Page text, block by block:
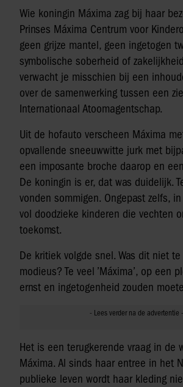
Wie koningin Máxima zag bij haar
Prinses Máxima Centrum voor
geen grijze mantel, geen ingetogen
symbolische soberheid of
verwacht je misschien bij een
over de samenwerking tussen een
Internationaal Atoomagentschap.
Uit de hofauto verscheen Máxima
opvallende sneeuwwitte jurk met
een imposante broche daarop en
De koningin is er, dat was duidelijk.
vonden sommigen. Ongepast zelfs,
vol doodzieke kinderen die vechten
toekomst.
De kritiek volgde snel. Was dit niet te
modieus? Te veel ’Máxima’, op een
ernst en ingetogenheid zouden
Het is een terugkerende vraag in de
Máxima. Al sinds haar entree in het
publieke leven wordt haar kleding